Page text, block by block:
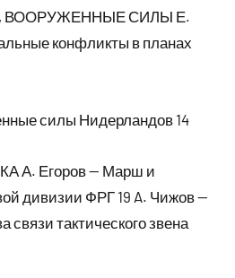
СИЛЫ Е.
конфликты в планах
силы Нидерландов 14
А. Егоров — Марш и
дивизии ФРГ 19 A. Чижов —
связи тактического звена